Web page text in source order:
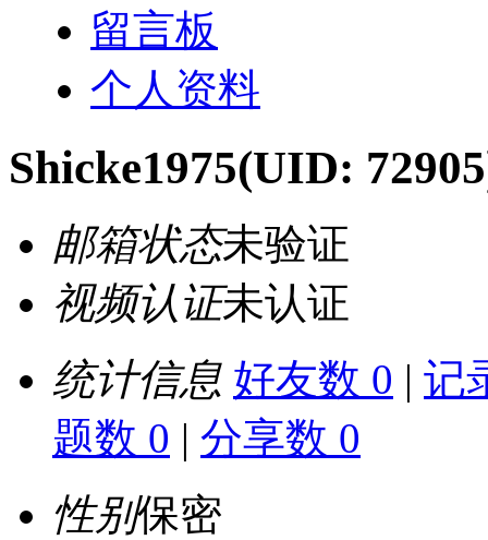
留言板
个人资料
Shicke1975(UID:
邮箱状态未验证
视频认证未认证
统计信息 好友数 0 | 记
题数 0 | 分享数 0
性别保密